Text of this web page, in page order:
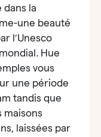
dans la
une beauté
l’Unesco
Hue
vous
une période
tandis que
maisons
laissées par